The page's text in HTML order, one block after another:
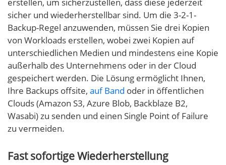
sicher und wiederherstellbar sind. Um die 3-2-1-
Backup-Regel anzuwenden, müssen Sie drei Kopien
von Workloads erstellen, wobei zwei Kopien auf
unterschiedlichen Medien und mindestens eine Kopie
außerhalb des Unternehmens oder in der Cloud
gespeichert werden. Die Lösung ermöglicht Ihnen,
Ihre Backups offsite, auf Band oder in öffentlichen
Clouds (Amazon S3, Azure Blob, Backblaze B2,
Wasabi) zu senden und einen Single Point of Failure
zu vermeiden.
Fast sofortige Wiederherstellung